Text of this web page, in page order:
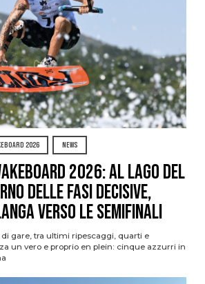
2026 NEWS
2026: al Lago del
delle fasi decisive,
verso le semifinali
gare, tra ultimi ripescaggi, quarti e
un vero e proprio en plein: cinque azzurri in